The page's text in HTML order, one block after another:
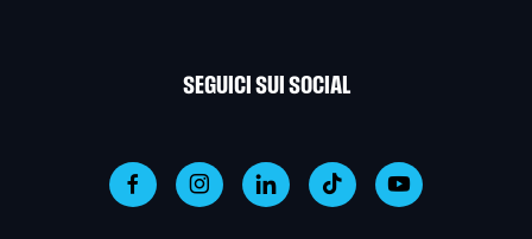
SEGUICI SUI SOCIAL